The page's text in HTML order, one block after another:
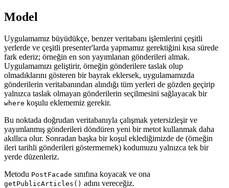
Model
Uygulamamız büyüdükçe, benzer veritabanı işlemlerini çeşitli
yerlerde ve çeşitli presenter'larda yapmamız gerektiğini kısa sürede
fark ederiz; örneğin en son yayımlanan gönderileri almak.
Uygulamamızı geliştirir, örneğin gönderilere taslak olup
olmadıklarını gösteren bir bayrak eklersek, uygulamamızda
gönderilerin veritabanından alındığı tüm yerleri de gözden geçirip
yalnızca taslak olmayan gönderilerin seçilmesini sağlayacak bir
where koşulu eklememiz gerekir.
Bu noktada doğrudan veritabanıyla çalışmak yetersizleşir ve
yayımlanmış gönderileri döndüren yeni bir metot kullanmak daha
akıllıca olur. Sonradan başka bir koşul eklediğimizde de (örneğin
ileri tarihli gönderileri göstermemek) kodumuzu yalnızca tek bir
yerde düzenleriz.
Metodu PostFacade sınıfına koyacak ve ona
getPublicArticles() adını vereceğiz.